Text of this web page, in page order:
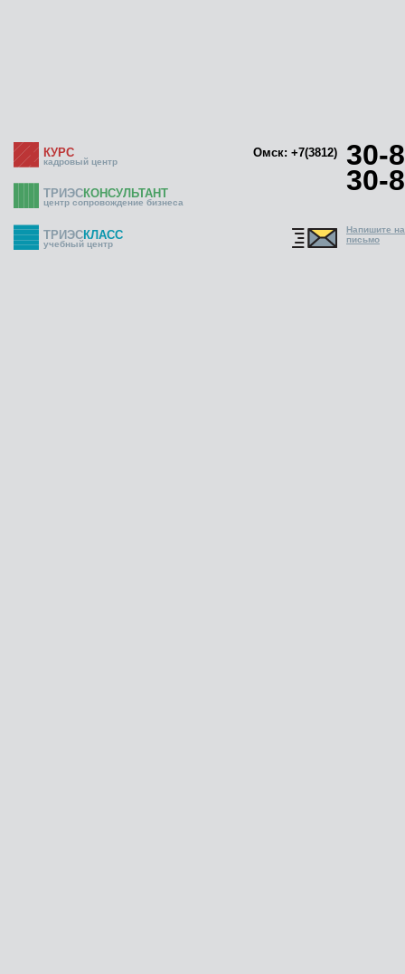
КУРС
кадровый центр
Омск: +7(3812) 30-
30-
ТРИЭСКОНСУЛЬТАНТ
центр сопровождение бизнеса
ТРИЭСКЛАСС
учебный центр
Напишите
письмо